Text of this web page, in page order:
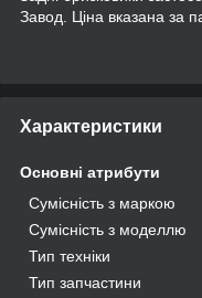
Завод. Ціна вказана за
Характеристики
Основні атрибути
Сумісність з маркою
Сумісність з моделлю
Тип техніки
Тип запчастини